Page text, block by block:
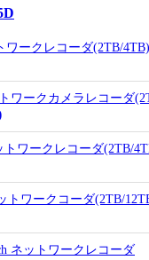
ークレコーダ(2TB/4TB)
ワークカメラレコーダ
トワークレコーダ(2TB/
トワークコーダ(2TB/
ネットワークレコーダ